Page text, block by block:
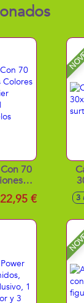
70
Haz
22,95 € 3